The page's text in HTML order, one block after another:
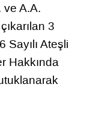
ve A.A.
3
Sayılı Ateşli
Hakkında